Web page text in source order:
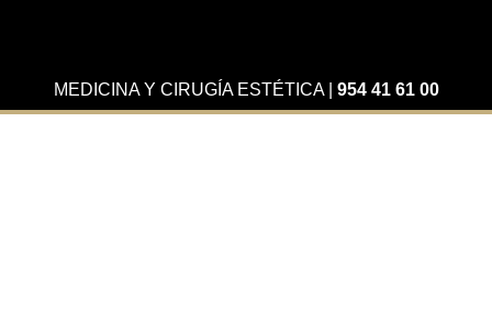
MEDICINA Y CIRUGÍA ESTÉTICA| 954 41 61 00